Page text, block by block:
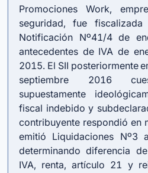
Promociones Work,
seguridad, fue
Notificación Nº41/4 de
antecedentes de IVA de
2015. El SII posteriormente
septiembre 2016
supuestamente
fiscal indebido y
contribuyente respondió en
emitió Liquidaciones
determinando diferencia
IVA, renta, artículo 21 y